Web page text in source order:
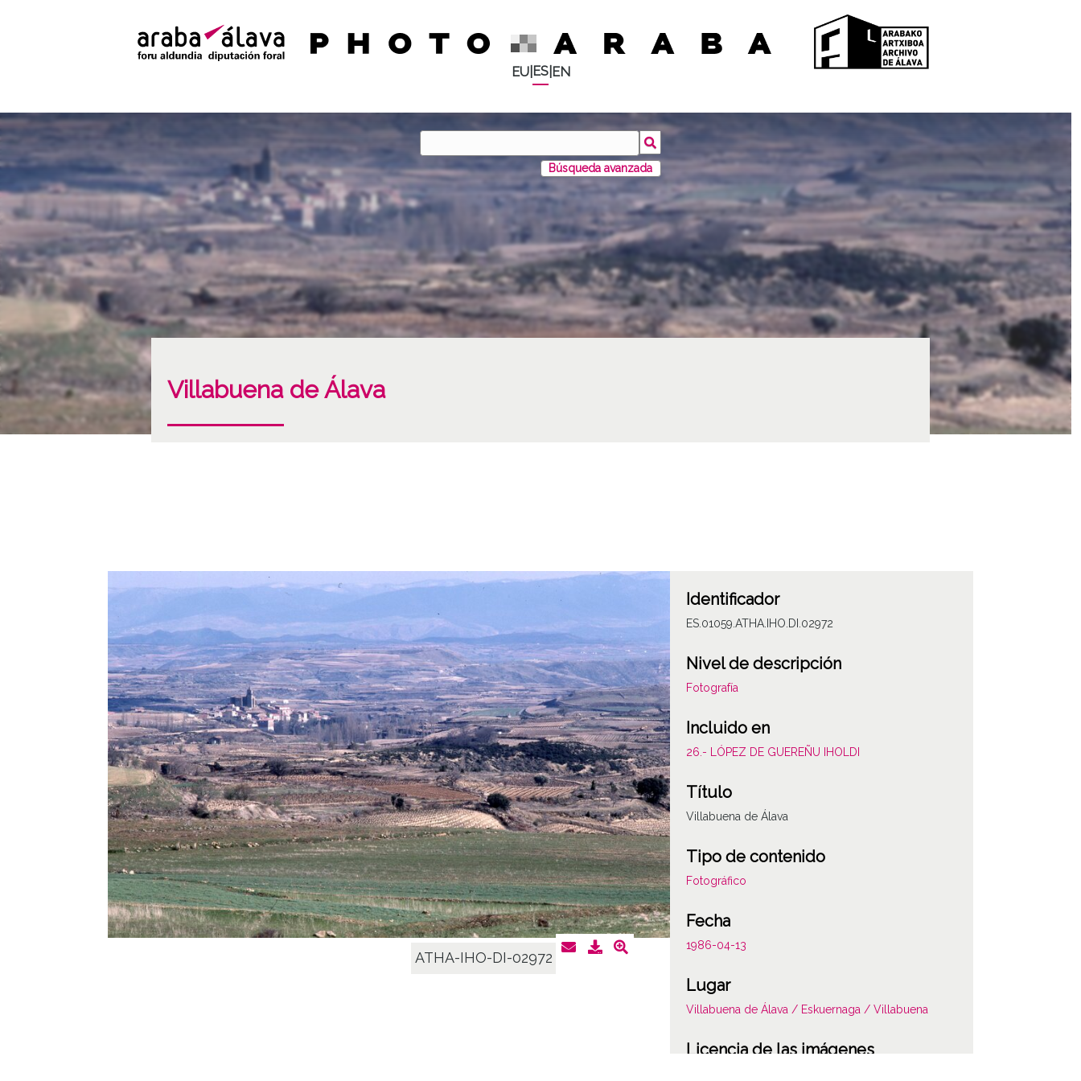
EU| ES| EN
Búsqueda avanzada
Villabuena de Álava
ATHA-IHO-DI-02972
Identificador
ES.01059.ATHA.IHO.DI.02972
Nivel de descripción
Fotografía
Incluido en
26.- LÓPEZ DE GUEREÑU IHOLDI
Título
Villabuena de Álava
Tipo de contenido
Fotográfico
Fecha
1986-04-13
Lugar
Villabuena de Álava / Eskuernaga / Villabuena
Licencia de las imágenes